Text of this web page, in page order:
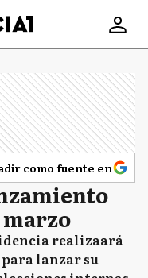
como fuente en
realizaará
lanzar su